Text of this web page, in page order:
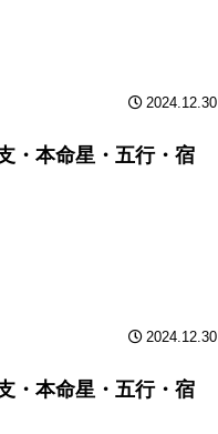
2024.12.30
・本命星・五行・宿
2024.12.30
・本命星・五行・宿